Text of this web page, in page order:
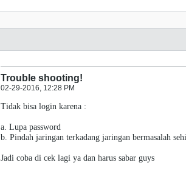
Trouble shooting!
02-29-2016, 12:28 PM
Tidak bisa login karena :​
a. Lupa password
b. Pindah jaringan terkadang jaringan bermasalah
Jadi coba di cek lagi ya dan harus sabar guys